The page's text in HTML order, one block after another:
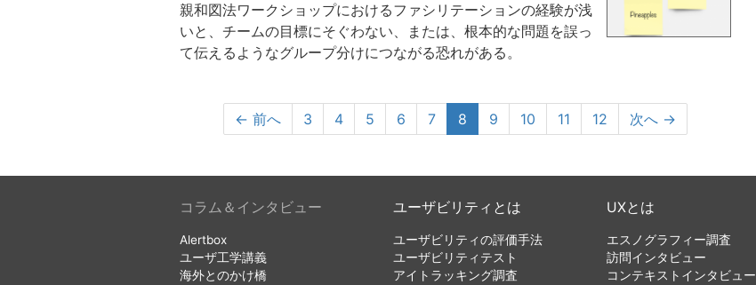
親和図法ワークショップにおけるファシリテーションの経験が浅
いと、チームの目標にそぐわない、または、根本的な問題を誤っ
て伝えるようなグループ分けにつながる恐れがある。
← 前へ 3 4 5 6 7 8 9 10 11 12 次へ →
コラム＆インタビュー
Alertbox
ユーザ工学講義
海外とのかけ橋
ユーザビリティとは
ユーザビリティの評価手法
ユーザビリティテスト
アイトラッキング調査
UXとは
エスノグラフィー調査
訪問インタビュー
コンテキストインタビュー